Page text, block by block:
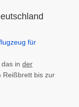
, das in der
Reißbrett bis zur